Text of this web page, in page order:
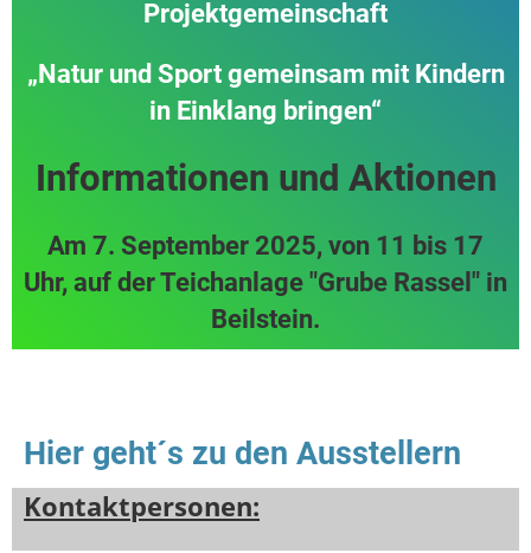
Projektgemeinschaft
„Natur und Sport gemeinsam mit Kindern
in Einklang bringen“
Informationen und Aktionen
Am 7. September 2025, von 11 bis 17
Uhr, auf der Teichanlage "Grube Rassel" in
Beilstein.
Hier geht´s zu den Ausstellern
Kontaktpersonen: